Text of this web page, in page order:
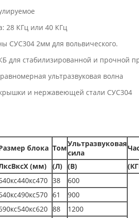
28 КГц или 40 КГц
СУС304 2мм для вольвического.
для стабилизированной и прочной
ультразвуковая волна
и нержавеющей стали СУС304
блока ТомУльтразвуковая
сила
(мм) (Л) (В)
38 600
61 900
88 1200